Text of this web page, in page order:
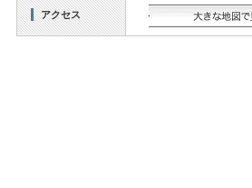
アクセス
大きな地図で見る